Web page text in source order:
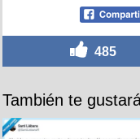
485
También te